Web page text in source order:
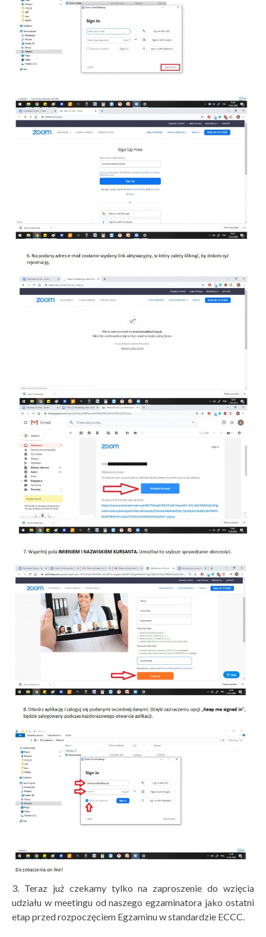
3. Teraz już czekamy tylko na zaproszenie do wzięcia
udziału w meetingu od naszego egzaminatora jako ostatni
etap przed rozpoczęciem Egzaminu w standardzie ECCC.